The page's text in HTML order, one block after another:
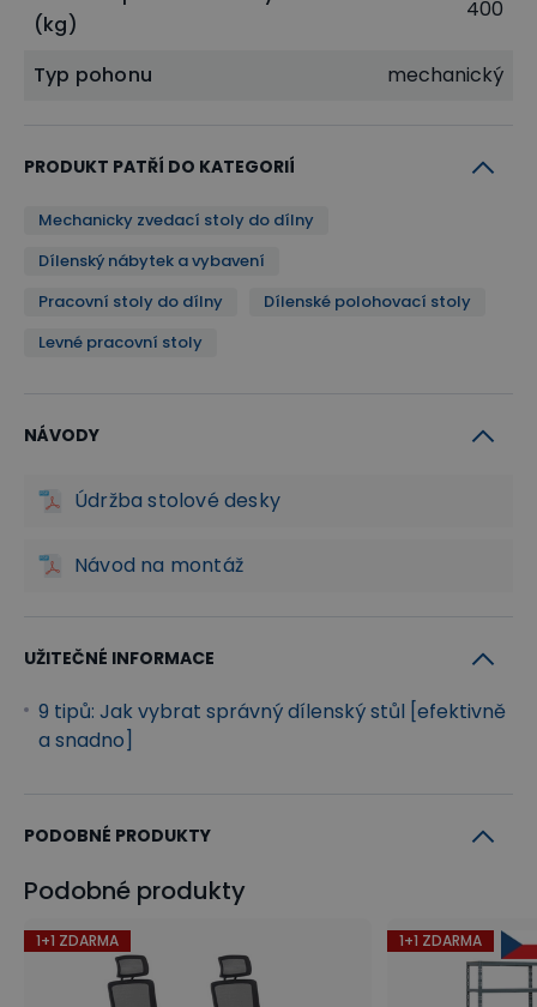
(kg)
400
Typ pohonu mechanický
PRODUKT PATŘÍ DO KATEGORIÍ
Mechanicky zvedací stoly do dílny
Dílenský nábytek a vybavení
Pracovní stoly do dílny
Dílenské polohovací stoly
Levné pracovní stoly
NÁVODY
Údržba stolové desky
Návod na montáž
UŽITEČNÉ INFORMACE
9 tipů: Jak vybrat správný dílenský stůl [efektivně
a snadno]
PODOBNÉ PRODUKTY
Podobné produkty
1+1 ZDARMA 1+1 ZDARMA